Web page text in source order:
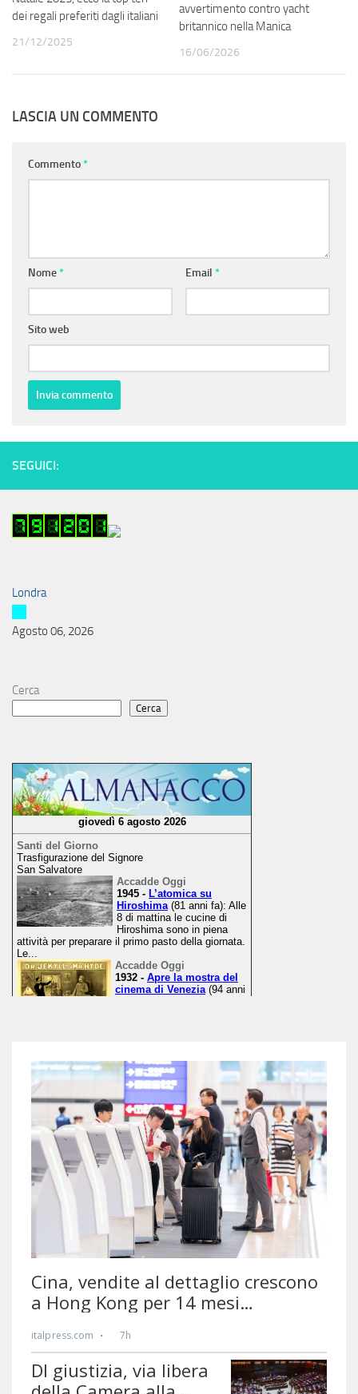
dei regali preferiti dagli italiani
21/12/2025
avvertimento contro yacht
britannico nella Manica
16/06/2026
LASCIA UN COMMENTO
Commento*
Nome* Email *
Sito web
SEGUICI:
Londra
Agosto 06, 2026
Cerca
Cerca